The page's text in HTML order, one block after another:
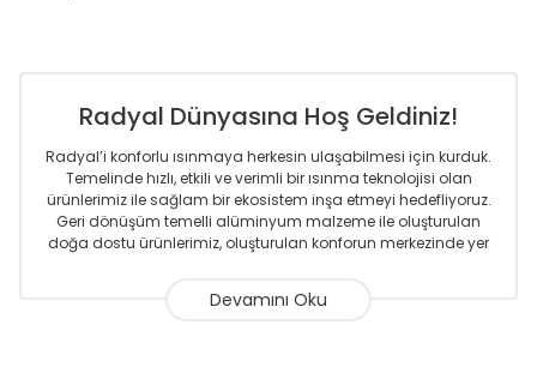
Radyal Dünyasına Hoş Geldiniz!
Radyal’i konforlu ısınmaya herkesin ulaşabilmesi için kurduk.
Temelinde hızlı, etkili ve verimli bir ısınma teknolojisi olan
ürünlerimiz ile sağlam bir ekosistem inşa etmeyi hedefliyoruz.
Geri dönüşüm temelli alüminyum malzeme ile oluşturulan
doğa dostu ürünlerimiz, oluşturulan konforun merkezinde yer
Sizlere sunmakta olduğumuz Alüminyum Radyatör ve